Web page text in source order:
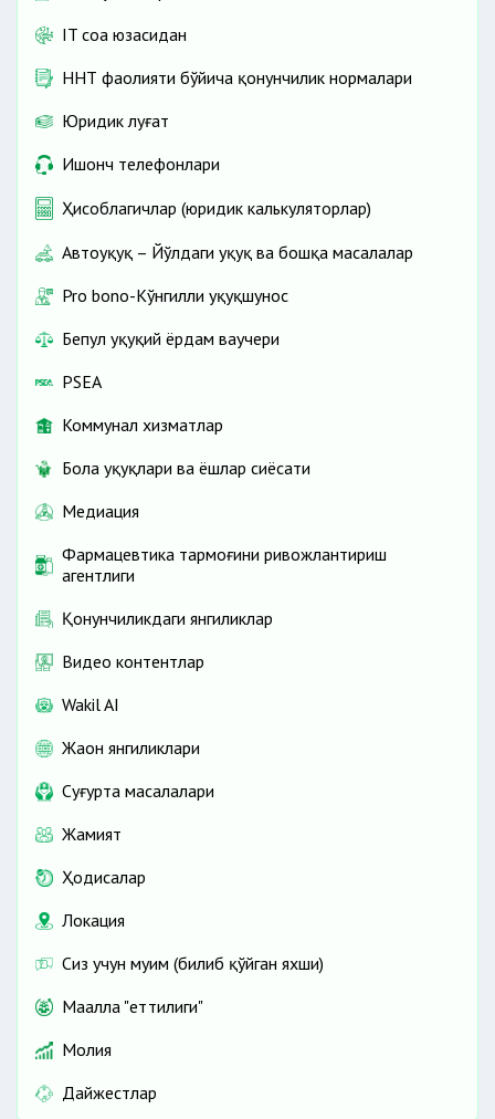
IT соҳа юзасидан
ННТ фаолияти бўйича қонунчилик нормалари
Юридик луғат
Ишонч телефонлари
Ҳисоблагичлар (юридик калькуляторлар)
Автоҳуқуқ – Йўлдаги ҳуқуқ ва бошқа масалалар
Pro bono-Кўнгилли ҳуқуқшунос
Бепул ҳуқуқий ёрдам ваучери
PSEA
Коммунал хизматлар
Бола ҳуқуқлари ва ёшлар сиёсати
Медиация
Фармацевтика тармоғини ривожлантириш
агентлиги
Қонунчиликдаги янгиликлар
Видео контентлар
Wakil AI
Жаҳон янгиликлари
Cуғурта масалалари
Жамият
Ҳодисалар
Локация
Сиз учун муҳим (билиб қўйган яхши)
Маҳалла "еттилиги"
Молия
Дайжестлар